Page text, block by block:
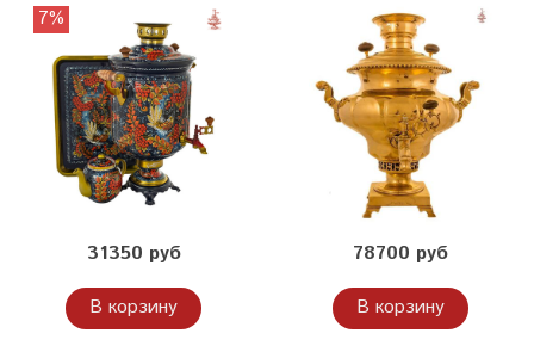
7%
31350 руб
В корзину
78700 руб
В корзину